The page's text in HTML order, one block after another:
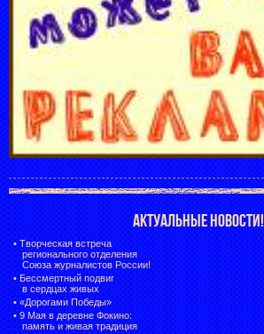
АКТУАЛЬНЫЕ НОВОСТИ!
• Творческая встреча
регионального отделения
Союза журналистов России!
• Бессмертный подвиг
в сердцах живых
• «Дорогами Победы»
• 9 Мая в деревне Фокино:
память и живая традиция